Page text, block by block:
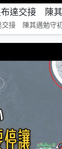
布達交接 陳
交接 陳其邁勉守